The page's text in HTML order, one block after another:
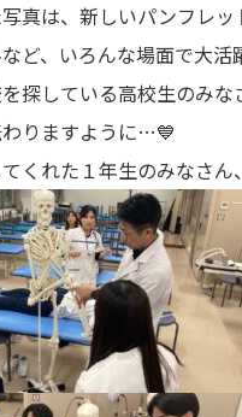
真は、新しいパンフレ
ど、いろんな場面で大活
探している高校生のみ
りますように…💙
くれた１年生のみなさん